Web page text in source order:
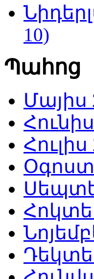
10)
Պահոց
Մայիս
Հուլիս